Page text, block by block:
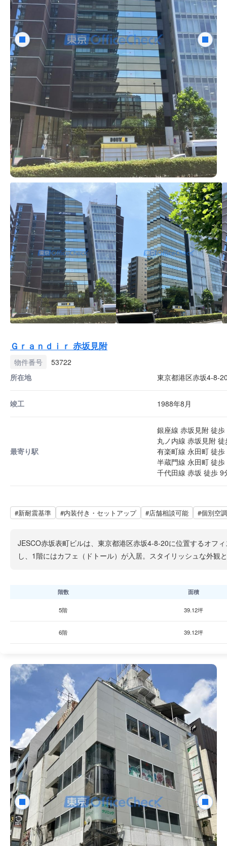
Ｇｒａｎｄｉｒ 赤坂見附
物件番号
53722
所在地
東京都港区赤坂4-8-
竣工 1988年8月
最寄り駅
銀座線 赤坂見附 徒歩
丸ノ内線 赤坂見附
有楽町線 永田町 徒歩
半蔵門線 永田町 徒歩
千代田線 赤坂 徒歩 9
#新耐震基準 #内装付き・セットアップ #店舗相談可能 #個別空調
JESCO赤坂表町ビルは、東京都港区赤坂4-8-20に位置するオフ
し、1階にはカフェ（ドトール）が入居。スタイリッシュな外観
階数 面積
5階 39.12坪
6階 39.12坪